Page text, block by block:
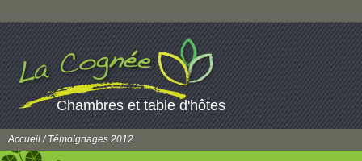
Chambres et table d'hôtes
Accueil/ Témoignages 2012